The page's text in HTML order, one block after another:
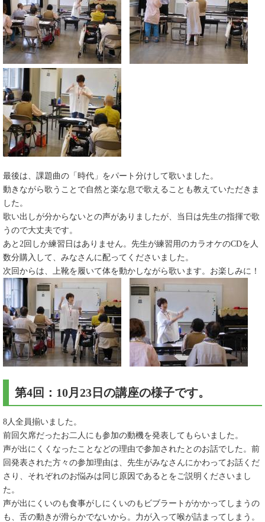
最後は、課題曲の「時代」をパート分けして歌いました。
動きながら歌うことで自然と楽な息で歌えることも教えていただきま
した。
歌い出しが分からないとの声がありましたが、当日は先生の指揮で歌
うので大丈夫です。
あと2回しか練習日はありません。先生が練習用のカラオケのCDを人
数分購入して、みなさんに配ってくださいました。
次回からは、上靴を履いて体を動かしながら歌います。お楽しみに！
第4回：10月23日の講座の様子です。
8人全員揃いました。
前回欠席だったお二人にも参加の動機を発表してもらいました。
声が出にくくなったことなどの理由で参加されたとのお話でした。前
回発表された方々の参加理由は、先生がみなさんにかわってお話くだ
さり、それぞれのお悩みは同じ原因であるとをご説明くださいまし
た。
声が出にくいのも食事がしにくいのもビブラートがかかってしまうの
も、舌の動きが滑らかでないから。力が入って喉が詰まってしまう。